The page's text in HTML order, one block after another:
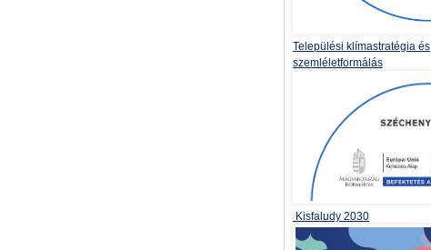
Települési klímastratégia és
szemléletformálás
Kisfaludy 2030